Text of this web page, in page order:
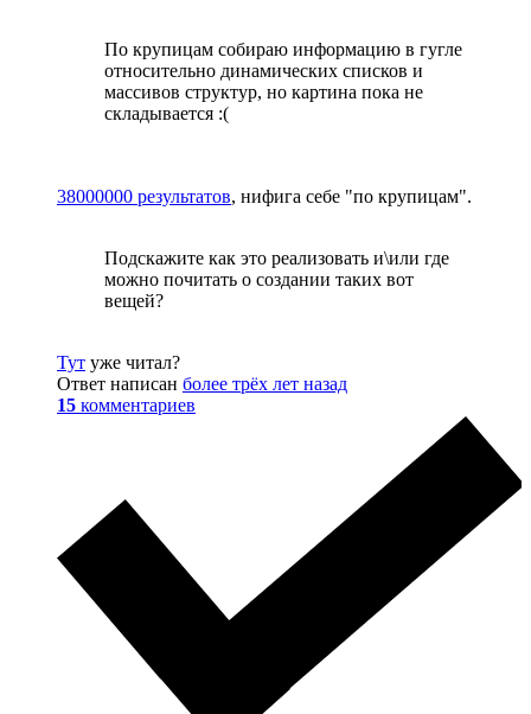
По крупицам собираю информацию в гугле
относительно динамических списков и
массивов структур, но картина пока не
складывается :(
38000000 результатов, нифига себе "по крупицам".
Подскажите как это реализовать и\или где
можно почитать о создании таких вот
вещей?
Тут уже читал?
Ответ написан более трёх лет назад
15 комментариев